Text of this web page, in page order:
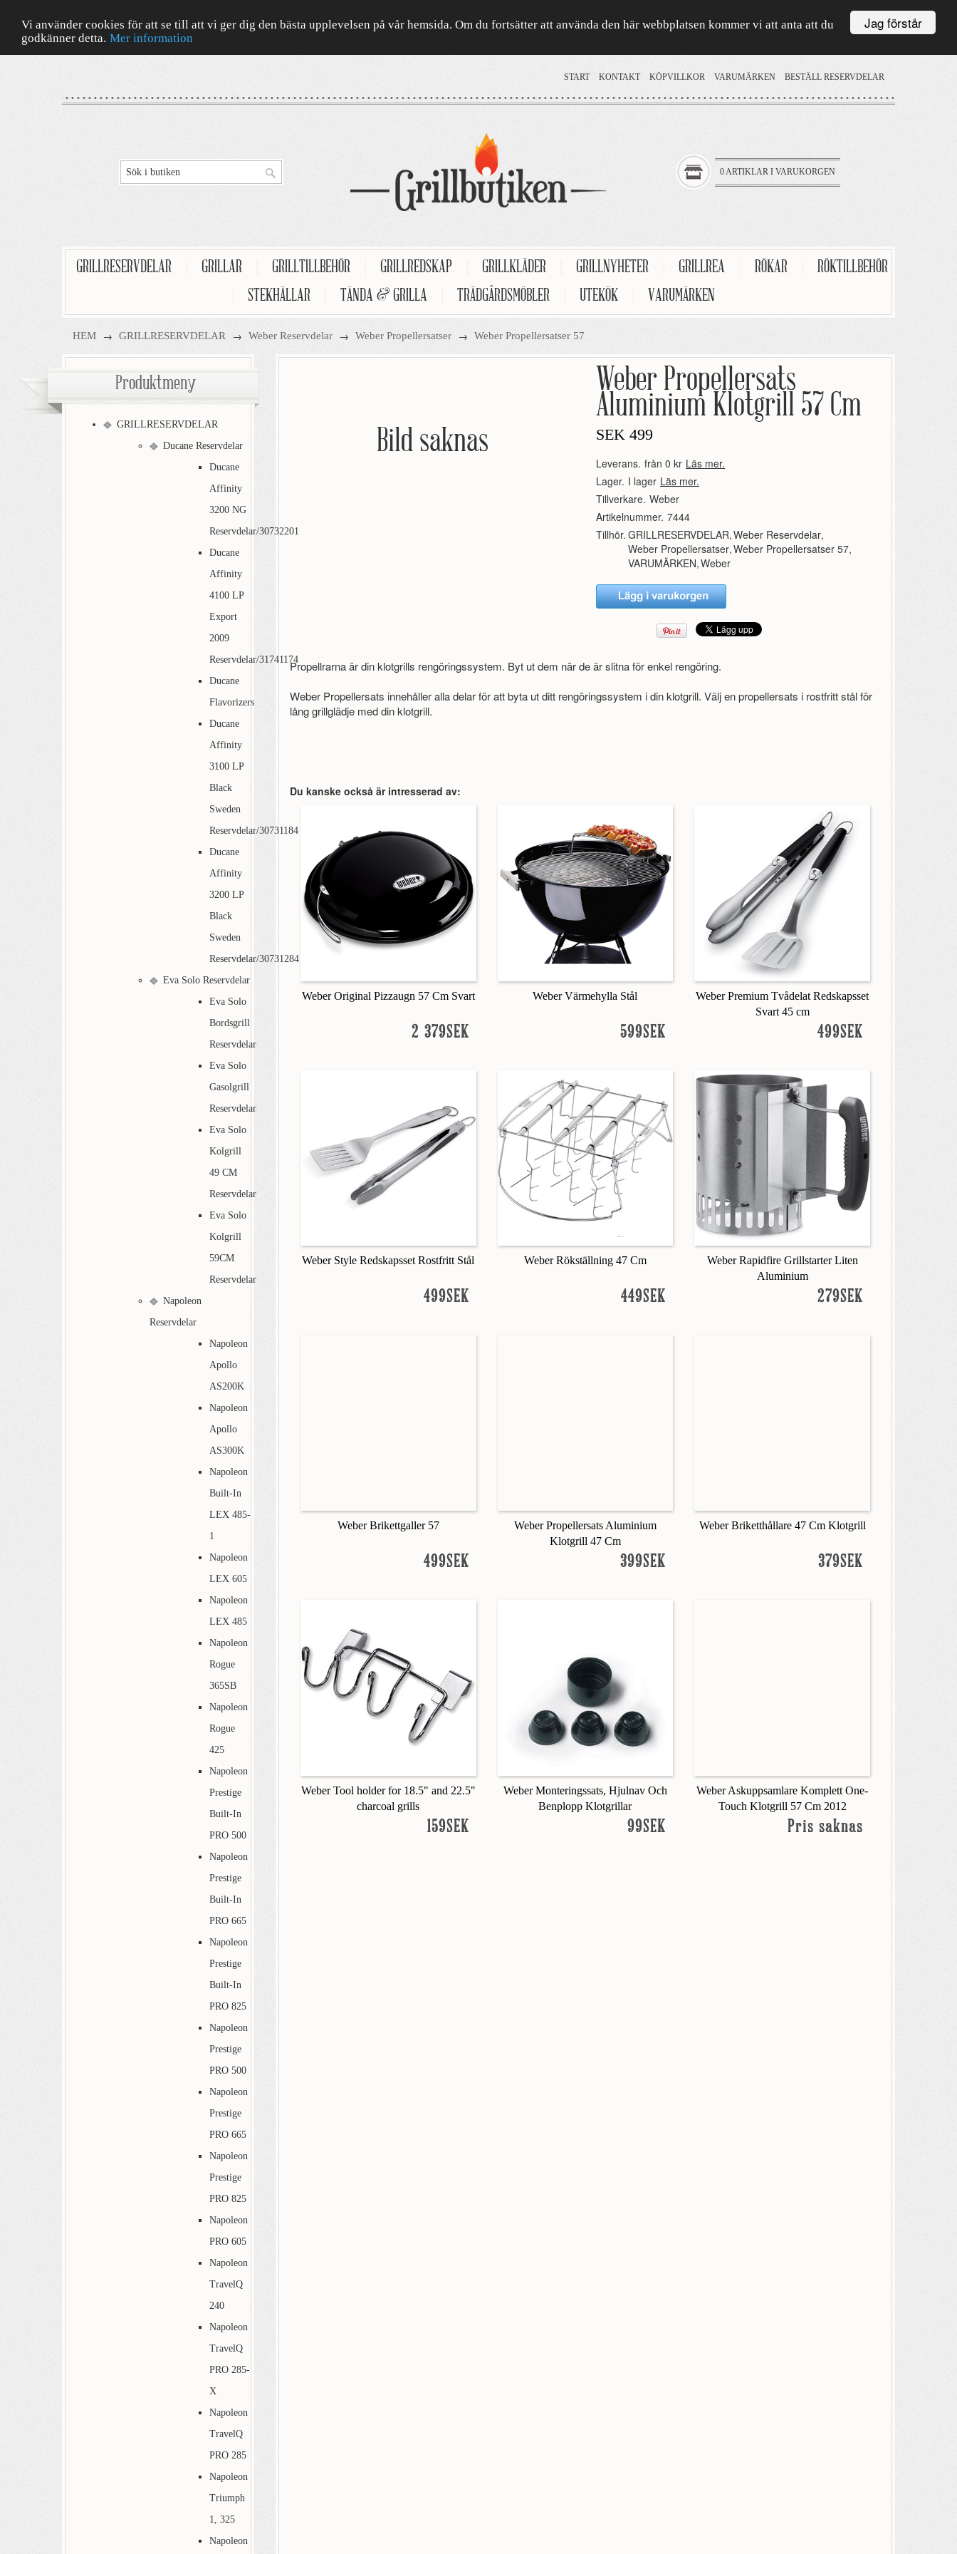
Jag förstår
Vi använder cookies för att se till att vi ger dig den bästa upplevelsen på vår hemsida. Om du fortsätter att använda den här webbplatsen kommer vi att anta att du
godkänner detta. Mer information
START KONTAKT KÖPVILLKOR VARUMÄRKEN BESTÄLL RESERVDELAR
0 ARTIKLAR I VARUKORGEN
GRILLRESERVDELAR GRILLAR GRILLTILLBEHÖR GRILLREDSKAP GRILLKLÄDER GRILLNYHETER GRILLREA RÖKAR
RÖKTILLBEHÖR
STEKHÄLLAR TÄNDA & GRILLA TRÄDGÅRDSMÖBLER UTEKÖK VARUMÄRKEN
HEM → GRILLRESERVDELAR → Weber Reservdelar → Weber Propellersatser → Weber Propellersatser 57
Bild saknas
Weber Propellersats
Aluminium Klotgrill 57 Cm
SEK 499
Leverans. från 0 kr Läs mer.
Lager. I lager Läs mer.
Tillverkare. Weber
Artikelnummer. 7444
Tillhör. GRILLRESERVDELAR,Weber Reservdelar,
Weber Propellersatser,Weber Propellersatser 57,
VARUMÄRKEN,Weber
Propellrarna är din klotgrills rengöringssystem. Byt ut dem när de är slitna för enkel rengöring.
Weber Propellersats innehåller alla delar för att byta ut ditt rengöringssystem i din klotgrill. Välj en propellersats i rostfritt stål för
lång grillglädje med din klotgrill.
Du kanske också är intresserad av:
Weber Original Pizzaugn 57 Cm Svart
2 379SEK
Weber Värmehylla Stål
599SEK
Weber Premium Tvådelat Redskapsset
Svart 45 cm
499SEK
Weber Style Redskapsset Rostfritt Stål
499SEK
Weber Rökställning 47 Cm
449SEK
Weber Rapidfire Grillstarter Liten
Aluminium
279SEK
Weber Brikettgaller 57
499SEK
Weber Propellersats Aluminium
Klotgrill 47 Cm
399SEK
Weber Briketthållare 47 Cm Klotgrill
379SEK
Weber Tool holder for 18.5" and 22.5"
charcoal grills
159SEK
Weber Monteringssats, Hjulnav Och
Benplopp Klotgrillar
99SEK
Weber Askuppsamlare Komplett One-
Touch Klotgrill 57 Cm 2012
Pris saknas
Produktmeny
GRILLRESERVDELAR
Ducane Reservdelar
Ducane
Affinity
3200 NG
Reservdelar/30732201
Ducane
Affinity
4100 LP
Export
2009
Reservdelar/31741174
Ducane
Flavorizers
Ducane
Affinity
3100 LP
Black
Sweden
Reservdelar/30731184
Ducane
Affinity
3200 LP
Black
Sweden
Reservdelar/30731284
Eva Solo Reservdelar
Eva Solo
Bordsgrill
Reservdelar
Eva Solo
Gasolgrill
Reservdelar
Eva Solo
Kolgrill
49 CM
Reservdelar
Eva Solo
Kolgrill
59CM
Reservdelar
Napoleon
Reservdelar
Napoleon
Apollo
AS200K
Napoleon
Apollo
AS300K
Napoleon
Built-In
LEX 485-
1
Napoleon
LEX 605
Napoleon
LEX 485
Napoleon
Rogue
365SB
Napoleon
Rogue
425
Napoleon
Prestige
Built-In
PRO 500
Napoleon
Prestige
Built-In
PRO 665
Napoleon
Prestige
Built-In
PRO 825
Napoleon
Prestige
PRO 500
Napoleon
Prestige
PRO 665
Napoleon
Prestige
PRO 825
Napoleon
PRO 605
Napoleon
TravelQ
240
Napoleon
TravelQ
PRO 285-
X
Napoleon
TravelQ
PRO 285
Napoleon
Triumph
1, 325
Napoleon